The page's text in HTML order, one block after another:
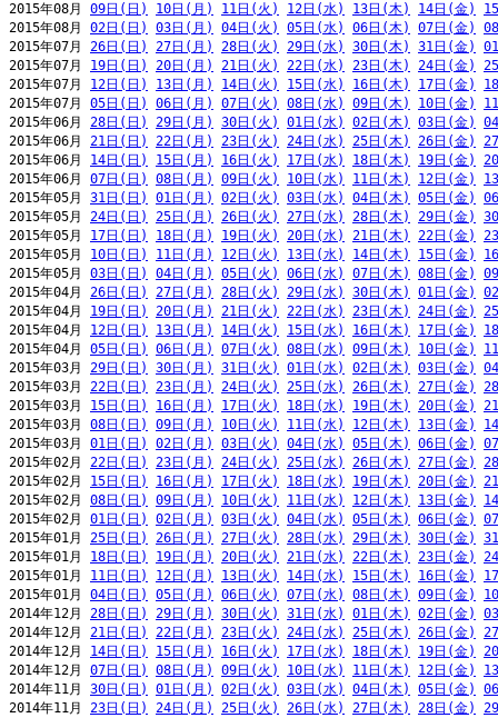
2015年08月 09日(日) 10日(月) 11日(火) 12日(水) 13日(木) 14日(金)
2015年08月 02日(日) 03日(月) 04日(火) 05日(水) 06日(木) 07日(金)
2015年07月 26日(日) 27日(月) 28日(火) 29日(水) 30日(木) 31日(金)
2015年07月 19日(日) 20日(月) 21日(火) 22日(水) 23日(木) 24日(金)
2015年07月 12日(日) 13日(月) 14日(火) 15日(水) 16日(木) 17日(金)
2015年07月 05日(日) 06日(月) 07日(火) 08日(水) 09日(木) 10日(金)
2015年06月 28日(日) 29日(月) 30日(火) 01日(水) 02日(木) 03日(金)
2015年06月 21日(日) 22日(月) 23日(火) 24日(水) 25日(木) 26日(金)
2015年06月 14日(日) 15日(月) 16日(火) 17日(水) 18日(木) 19日(金)
2015年06月 07日(日) 08日(月) 09日(火) 10日(水) 11日(木) 12日(金)
2015年05月 31日(日) 01日(月) 02日(火) 03日(水) 04日(木) 05日(金)
2015年05月 24日(日) 25日(月) 26日(火) 27日(水) 28日(木) 29日(金)
2015年05月 17日(日) 18日(月) 19日(火) 20日(水) 21日(木) 22日(金)
2015年05月 10日(日) 11日(月) 12日(火) 13日(水) 14日(木) 15日(金)
2015年05月 03日(日) 04日(月) 05日(火) 06日(水) 07日(木) 08日(金)
2015年04月 26日(日) 27日(月) 28日(火) 29日(水) 30日(木) 01日(金)
2015年04月 19日(日) 20日(月) 21日(火) 22日(水) 23日(木) 24日(金)
2015年04月 12日(日) 13日(月) 14日(火) 15日(水) 16日(木) 17日(金)
2015年04月 05日(日) 06日(月) 07日(火) 08日(水) 09日(木) 10日(金)
2015年03月 29日(日) 30日(月) 31日(火) 01日(水) 02日(木) 03日(金)
2015年03月 22日(日) 23日(月) 24日(火) 25日(水) 26日(木) 27日(金)
2015年03月 15日(日) 16日(月) 17日(火) 18日(水) 19日(木) 20日(金)
2015年03月 08日(日) 09日(月) 10日(火) 11日(水) 12日(木) 13日(金)
2015年03月 01日(日) 02日(月) 03日(火) 04日(水) 05日(木) 06日(金)
2015年02月 22日(日) 23日(月) 24日(火) 25日(水) 26日(木) 27日(金)
2015年02月 15日(日) 16日(月) 17日(火) 18日(水) 19日(木) 20日(金)
2015年02月 08日(日) 09日(月) 10日(火) 11日(水) 12日(木) 13日(金)
2015年02月 01日(日) 02日(月) 03日(火) 04日(水) 05日(木) 06日(金)
2015年01月 25日(日) 26日(月) 27日(火) 28日(水) 29日(木) 30日(金)
2015年01月 18日(日) 19日(月) 20日(火) 21日(水) 22日(木) 23日(金)
2015年01月 11日(日) 12日(月) 13日(火) 14日(水) 15日(木) 16日(金)
2015年01月 04日(日) 05日(月) 06日(火) 07日(水) 08日(木) 09日(金)
2014年12月 28日(日) 29日(月) 30日(火) 31日(水) 01日(木) 02日(金)
2014年12月 21日(日) 22日(月) 23日(火) 24日(水) 25日(木) 26日(金)
2014年12月 14日(日) 15日(月) 16日(火) 17日(水) 18日(木) 19日(金)
2014年12月 07日(日) 08日(月) 09日(火) 10日(水) 11日(木) 12日(金)
2014年11月 30日(日) 01日(月) 02日(火) 03日(水) 04日(木) 05日(金)
2014年11月 23日(日) 24日(月) 25日(火) 26日(水) 27日(木) 28日(金)